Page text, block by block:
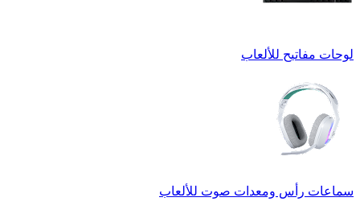
لوحات مفاتيح للألعاب
سماعات رأس ومعدات صوت للألعاب